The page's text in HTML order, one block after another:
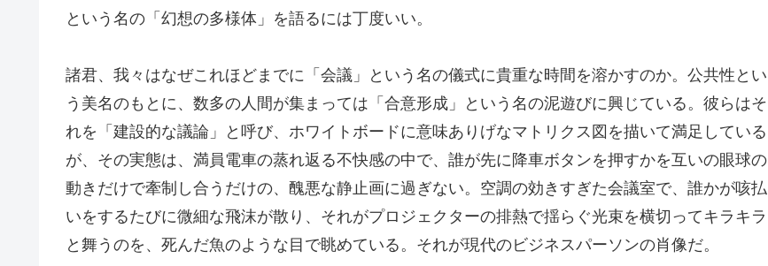
という名の「幻想の多様体」を語るには丁度いい。
諸君、我々はなぜこれほどまでに「会議」という名の儀式に貴重な時間を溶かすのか。公共性とい
う美名のもとに、数多の人間が集まっては「合意形成」という名の泥遊びに興じている。彼らはそ
れを「建設的な議論」と呼び、ホワイトボードに意味ありげなマトリクス図を描いて満足している
が、その実態は、満員電車の蒸れ返る不快感の中で、誰が先に降車ボタンを押すかを互いの眼球の
動きだけで牽制し合うだけの、醜悪な静止画に過ぎない。空調の効きすぎた会議室で、誰かが咳払
いをするたびに微細な飛沫が散り、それがプロジェクターの排熱で揺らぐ光束を横切ってキラキラ
と舞うのを、死んだ魚のような目で眺めている。それが現代のビジネスパーソンの肖像だ。